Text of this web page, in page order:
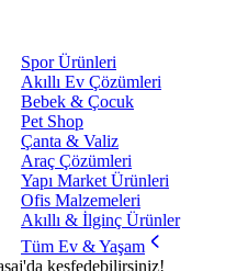
Spor Ürünleri
Akıllı Ev Çözümleri
Bebek & Çocuk
Pet Shop
Çanta & Valiz
Araç Çözümleri
Yapı Market Ürünleri
Ofis Malzemeleri
Akıllı & İlginç Ürünler
Tüm Ev & Yaşam
keşfedebilirsiniz!